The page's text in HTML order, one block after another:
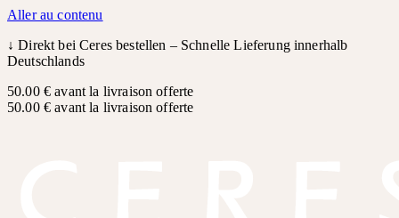
Aller au contenu
↓Direkt bei Ceres bestellen – Schnelle Lieferung innerhalb
Deutschlands
50.00 € avant la livraison offerte
50.00 € avant la livraison offerte